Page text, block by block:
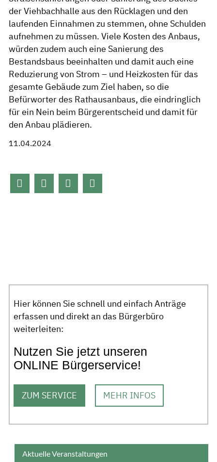
der Viehbachhalle aus den Rücklagen und den
laufenden Einnahmen zu stemmen, ohne Schulden
aufnehmen zu müssen. Viele Kosten des Anbaus,
würden zudem auch eine Sanierung des
Bestandsbaus beeinhalten und damit auch eine
Reduzierung von Strom – und Heizkosten für das
gesamte Gebäude zum Ziel haben, so die
Befürworter des Rathausanbaus, die eindringlich
für ein Nein beim Bürgerentscheid und damit für
den Anbau plädieren.
11.04.2024
   
Hier können Sie schnell und einfach Anträge
erfassen und direkt an das Bürgerbüro
weiterleiten:
Nutzen Sie jetzt unseren
ONLINE Bürgerservice!
ZUM SERVICE MEHR INFOS